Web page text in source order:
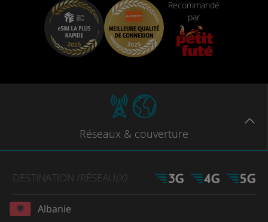
Recommandé
par
Réseaux & couverture
DESTINATION /RÉSEAU(X)
Albanie